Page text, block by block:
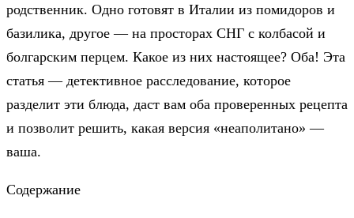
родственник. Одно готовят в Италии из помидоров и
базилика, другое — на просторах СНГ с колбасой и
болгарским перцем. Какое из них настоящее? Оба! Эта
статья — детективное расследование, которое
разделит эти блюда, даст вам оба проверенных рецепта
и позволит решить, какая версия «неаполитано» —
ваша.
Содержание